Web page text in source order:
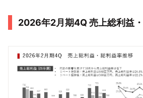
2026年2月期4Q 売上総利益